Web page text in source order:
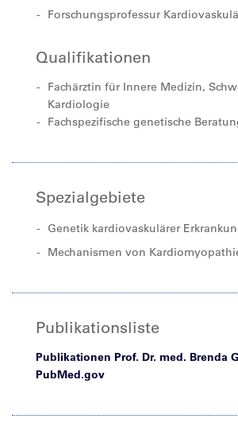
Forschungsprofessur
Qualifikationen
Fachärztin für Innere Medizin,
Kardiologie
Fachspezifische genetische
Spezialgebiete
Genetik kardiovaskulärer
Mechanismen von
Publikationsliste
Publikationen Prof. Dr. med. Brenda
PubMed.gov